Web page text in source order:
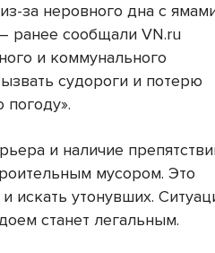
за неровного дна с
ранее сообщали VN.ru
и коммунального
судороги и потерю
и наличие
мусором. Это
искать утонувших.
станет легальным.